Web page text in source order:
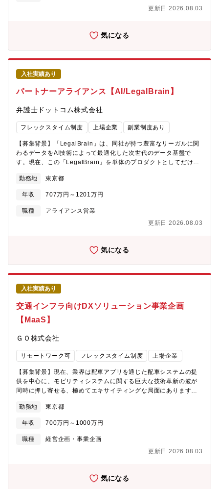
響を強く受ける事業です。そのため、防衛省との契約条件（権
行を確実に進めることが不可欠です。また、今後の事業成長に必
要なキャッシュフローを安定的に確保するためにも、円滑な契約
履行と計画的な入金管理が極めて重要となります。本ポジション
では、社内の各関係部門と連携を行い、契約履行上の課題を最前
線で解決していく役割を担っています。契約上のトラブルや生産
現場で生じる課題に対し、社内調整と防衛省との交渉をリード
し、納期や品質、コスト、入金など多面的な要素を調整しながら
着地させていくことがミッションです。その結果として、案件の
完遂による大きな達成感だけでなく、防衛省の満足度向上や当社
への信頼強化に直接貢献できるポジションです。ご入社後は、契
約履行上の個別課題対応からスタートし、将来的には入金計画策
定や契約納期管理を含めた契約後工程全体をリードしていただく
ことを期待しています。【具体的には】▼入社後、当面お任せし
たい主な業務はじめの一定期間は、瑞穂工場における契約履行の
「現場」に近い立ち位置で、下記を業務に従事いただきます。■工
よび関連部品の製造・整備・修理の過程で発生する各種課題に対
省との交渉・調整（営業活動） ・上記の課題やスケジュール変更
が契約条件に影響する場合、防衛省との仕様・納期・費用等に関
外調整・防衛省契約を適切に履行するために必要な、各種書類・
定期間経過後に期待する主な役割より上流かつ全体を俯瞰した立
場から、以下の業務を主担当として担っていただきます。■入金計
画の策定・キャッシュフロー管理・担当案件について、防衛省か
らの入金タイミングと金額を見通した入金計画を策定し、月次・
四半期・年度単位でキャッシュフローを管理■契約納期管理・契約
履行上の課題解決・契約締結後の「後工程」の責任者として、瑞
穂工場における契約履行状況（納期・数量・品質・コストなど）
を総合的に管理します。【働き方】平均残業時間：20時間フレッ
クス可否：可リモート勤務：可（週1～2日程度）【社宅詳細】■社
居のお子様あり 120,000円同居のお子様なし 100,000円 ※
※物件の条件，入居期間により変動 ※共益費，管理費等は個人
郊・面積上限 ：同居のお子様あり 75m2 同居のお子様なし
60m2・間取：制限なし・物件選定方法 ：原則，会社指定業者を
通して本人が選定・物件種類 ：戸建物件は認めない・その他 ：社
宅入居後の物件変更は認めない※現住居から通勤可能な場合（通
場所：（鶴ヶ島・昭島・立川・所沢・青梅・八王子）近郊・選
度・入居期限：独身寮 35 歳到達時もしくは入社後2年間のいず
れか長い方／35歳以上の場合は入社後2年間 単身赴任寮 単身赴
更新日 2026.08.03
気になる
入社実績あり
パートナーアライアンス【AI/LegalBrain】
弁護士ドットコム株式会社
フレックスタイム制度 上場企業 副業制度あり
【募集背景】「LegalBrain」は、同社が持つ豊富なリーガルに関
わるデータをAI技術によって最適化した次世代のデータ基盤で
す。現在、この「LegalBrain」を単体のプロダクトとしてだけで
レーヤーと連携し、社会全体の法務インフラへと進化させるフェ
ーズにあります。現在、Business部門・Product部門の責任者を
はじめとし、少数のメンバーでこの構想を推進していますが、AI
技術の急速な発展と市場からの強い引き合いを受け、プロダク
が急務となっています。世の中のAI活用が「試験的な導入」から
中、LegalBrainの価値を最大化するためのアプローチには多様な
可能性があります。どの業界にフォーカスし、どのようなプロダ
クトと連携することが最適解なのか等、無数にある選択肢の中か
ら自ら仮説を立てて「答え」を見つけ出していくフェーズです。
そこで本ポジションでは、プロダクトとの相性を見極めながらタ
ーゲット業界の特定からお任せします。自ら仮説を立てて泥臭く
アプローチを行い、市場を切り拓いていく「業界開拓型営業」と
しての役割も担っていただきます。 アライアンス戦略において
は、それぞれの業界特有の商習慣を深く理解した上で協業を進め
されるHorizontalプロダクトや、Globalテック企業との連携など
多様な可能性の中から最適な販売提携スキームをゼロから構築し
ていただきます。【職務詳細】「LegalBrain」のAPI/MCP等のプ
的なアライアンス開拓と、新規事業の立ち上げを担っていただき
ます。■ アライアンス戦略の立案・実行・各種提携先候補との連
携戦略の策定・連携による価値創出のユースケース（構想）の検
討・提携先の開拓、交渉、ビジネススキーム（契約形態）、協業
用における効果検証、改善施策の立案・実行・提携パートナーと
提携数および連携を通じたビジネス化の進捗・ターゲットへのア
プローチ数、商談化率、および協業合意への転換率■入社後お任せ
をもとに、業界別のアプローチ戦略（パートナー開拓含む）を策
勤務地 東京都
年収 707万円～1201万円
職種
アライアンス営業
更新日 2026.08.03
気になる
入社実績あり
交通インフラ向けDXソリューション事業企画
【MaaS】
ＧＯ株式会社
リモートワーク可 フレックスタイム制度 上場企業
【募集背景】現在、業界は配車アプリを通じた配車システムの提
供を中心に、モビリティシステムに関する巨大な技術革新の波が
同時に押し寄せる、極めてエキサイティングな局面にあります。
載システムの立ち上げを加速させるため、新たにメンバーを募集
します。【業務内容】■制度調査、市場調査、顧客・競合調査、事
業計画・P/L・KPI策定。■ビジネスモデル策定、価格検討、ベン
ダー選定、アライアンス設計。■プロダクトやサービス仕様の検
国交省対応、補助金対応、パートナー企業との交渉。【魅力・や
実装の最前線に関わることができます。単なるコンセプト検討や
机上での議論にとどまらず、実際に街を走るプロダクトとして社
勤務地 東京都
年収 700万円～1000万円
職種
経営企画・事業企画
更新日 2026.08.03
気になる